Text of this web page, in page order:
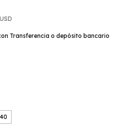
Transferencia o depósito bancario
40